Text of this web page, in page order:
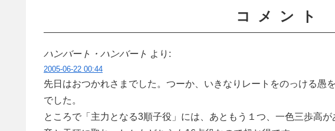
コメント
ハンバート・ハンバート より:
2005-06-22 00:44
先日はおつかれさまでした。つーか、いきなりレートをのっける愚
でした。
ところで「主力となる3順子役」には、あともう１つ、一色三歩高